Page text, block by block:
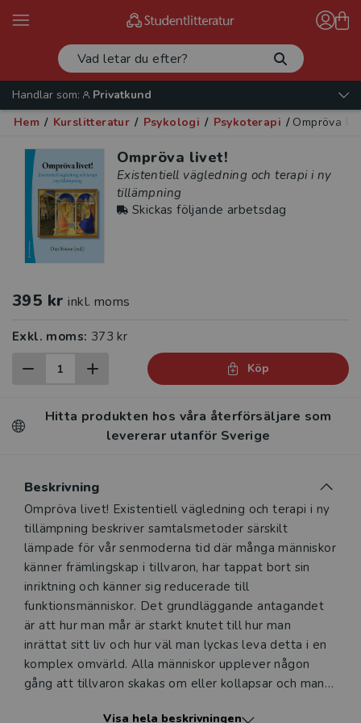
Handlar som:
Privatkund
Hem / Kurslitteratur / Psykologi / Psykoterapi / Ompröva
Ompröva livet!
Existentiell vägledning och terapi i ny
tillämpning
Skickas följande arbetsdag
395 kr inkl. moms
Exkl. moms: 373 kr
Köp
Hitta produkten hos våra återförsäljare som
levererar utanför Sverige
Beskrivning
Beskrivning
Ompröva livet! Existentiell vägledning och terapi i ny
tillämpning beskriver samtalsmetoder särskilt
lämpade för vår senmoderna tid där många människor
känner främlingskap i tillvaron, har tappat bort sin
inriktning och känner sig reducerade till
funktionsmänniskor. Det grundläggande antagandet
är att hur man mår är starkt knutet till hur man
inrättat sitt liv och hur väl man lyckas leva detta i en
komplex omvärld. Alla människor upplever någon
gång att tillvaron skakas om eller kollapsar och man
Visa hela beskrivningen